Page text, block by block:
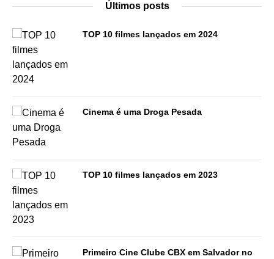
Últimos posts
TOP 10 filmes lançados em 2024
Cinema é uma Droga Pesada
TOP 10 filmes lançados em 2023
Primeiro Cine Clube CBX em Salvador no